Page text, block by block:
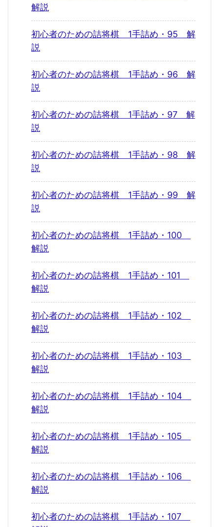
解説
初心者のための詰将棋 1手詰め・95 解
説
初心者のための詰将棋 1手詰め・96 解
説
初心者のための詰将棋 1手詰め・97 解
説
初心者のための詰将棋 1手詰め・98 解
説
初心者のための詰将棋 1手詰め・99 解
説
初心者のための詰将棋 1手詰め・100
解説
初心者のための詰将棋 1手詰め・101
解説
初心者のための詰将棋 1手詰め・102
解説
初心者のための詰将棋 1手詰め・103
解説
初心者のための詰将棋 1手詰め・104
解説
初心者のための詰将棋 1手詰め・105
解説
初心者のための詰将棋 1手詰め・106
解説
初心者のための詰将棋 1手詰め・107